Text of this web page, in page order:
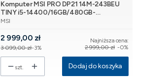
Komputer MSI PRO DP21 14M-243BEU
TINY i5-14400/16GB/480GB-
SSD/WiFi/BT [ALS][SL]
PRODUCENT
MSI
Cena promocyjna
2 999,00 zł
3 099,00 zł-3%
Najniższa cena:
2 999,00 zł -0%
szt. Dodaj do koszyka